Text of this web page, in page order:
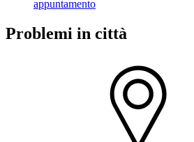
appuntamento
Problemi in città